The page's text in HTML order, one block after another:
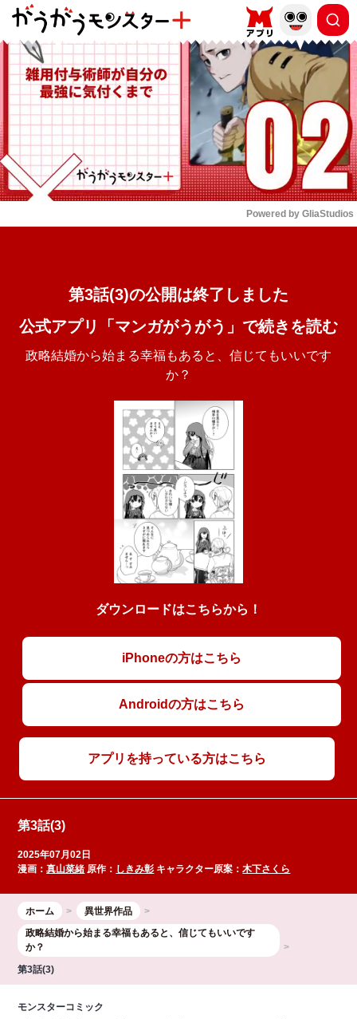
もっと読む
Powered by GliaStudios
第3話(3)の公開は終了しました
公式アプリ「マンガがうがう」で続きを読む
政略結婚から始まる幸福もあると、信じてもいいです
か？
ダウンロードはこちらから！
iPhoneの方はこちら
Androidの方はこちら
アプリを持っている方はこちら
第3話(3)
2025年07月02日
漫画：真山菜緒 原作： しきみ彰 キャラクター原案：木下さくら
ホーム
異世界作品
政略結婚から始まる幸福もあると、信じてもいいです
か？
第3話(3)
モンスターコミック